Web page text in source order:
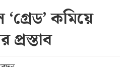
কমিয়ে
প্রস্তাব